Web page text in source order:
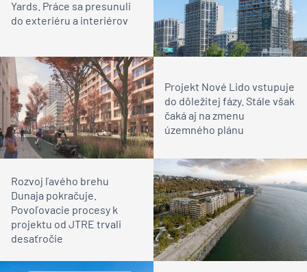
Yards. Práce sa presunuli
do exteriéru a interiérov
Projekt Nové Lido vstupuje
do dôležitej fázy. Stále však
čaká aj na zmenu
územného plánu
Rozvoj ľavého brehu
Dunaja pokračuje.
Povoľovacie procesy k
projektu od JTRE trvali
desaťročie